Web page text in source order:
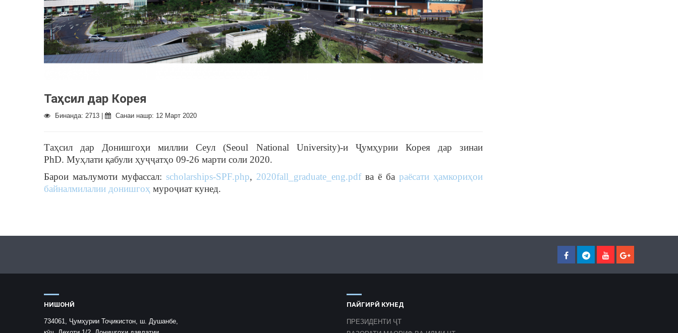
Таҳсил дар Корея
Бинанда: 2713 | Санаи нашр: 12 Март 2020
Таҳсил дар Донишгоҳи миллии Сеул (Seoul National University)-и Ҷумҳурии Корея дар зинаи
PhD. Муҳлати қабули ҳуҷҷатҳо 09-26 марти соли 2020.
Барои маълумоти муфассал: scholarships-SPF.php, 2020fall_graduate_eng.pdfва ё ба раёсати ҳамкориҳои
байналмилалии донишгоҳ муроҷиат кунед.
НИШОНӢ
734061, Ҷумҳурии Тоҷикистон, ш. Душанбе,
ПАЙГИРӢ КУНЕД
ПРЕЗИДЕНТИ ҶТ